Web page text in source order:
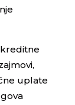
uplate